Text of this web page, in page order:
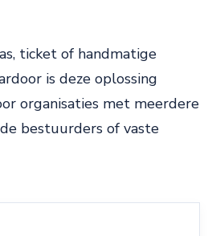
ticket of handmatige
is deze oplossing
organisaties met meerdere
bestuurders of vaste